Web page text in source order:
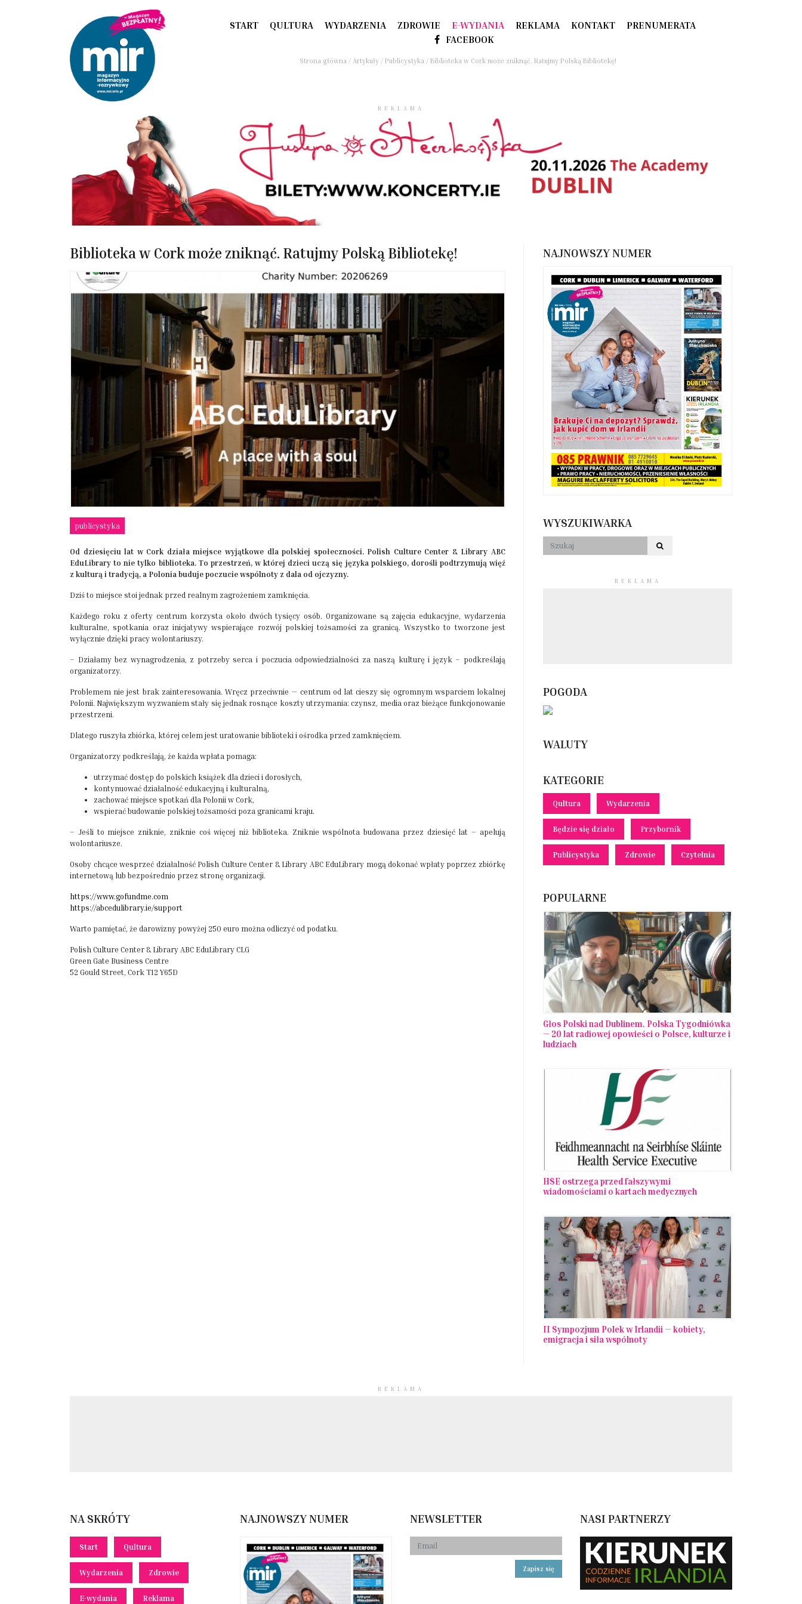
START QULTURA WYDARZENIA ZDROWIE E-WYDANIA REKLAMA KONTAKT
PRENUMERATA
FACEBOOK
Strona główna / Artykuły/ Publicystyka / Biblioteka w Cork może zniknąć. Ratujmy Polską Bibliotekę!
REKLAMA
Biblioteka w Cork może zniknąć. Ratujmy Polską Bibliotekę!
publicystyka
Od dziesięciu lat w Cork działa miejsce wyjątkowe dla polskiej społeczności. Polish Culture Center & Library ABC
EduLibrary to nie tylko biblioteka. To przestrzeń, w której dzieci uczą się języka polskiego, dorośli podtrzymują więź
z kulturą i tradycją, a Polonia buduje poczucie wspólnoty z dala od ojczyzny.
Dziś to miejsce stoi jednak przed realnym zagrożeniem zamknięcia.
Każdego roku z oferty centrum korzysta około dwóch tysięcy osób. Organizowane są zajęcia edukacyjne, wydarzenia
kulturalne, spotkania oraz inicjatywy wspierające rozwój polskiej tożsamości za granicą. Wszystko to tworzone jest
wyłącznie dzięki pracy wolontariuszy.
– Działamy bez wynagrodzenia, z potrzeby serca i poczucia odpowiedzialności za naszą kulturę i język – podkreślają
organizatorzy.
Problemem nie jest brak zainteresowania. Wręcz przeciwnie — centrum od lat cieszy się ogromnym wsparciem lokalnej
Polonii. Największym wyzwaniem stały się jednak rosnące koszty utrzymania: czynsz, media oraz bieżące funkcjonowanie
przestrzeni.
Dlatego ruszyła zbiórka, której celem jest uratowanie biblioteki i ośrodka przed zamknięciem.
Organizatorzy podkreślają, że każda wpłata pomaga:
utrzymać dostęp do polskich książek dla dzieci i dorosłych,
kontynuować działalność edukacyjną i kulturalną,
zachować miejsce spotkań dla Polonii w Cork,
wspierać budowanie polskiej tożsamości poza granicami kraju.
– Jeśli to miejsce zniknie, zniknie coś więcej niż biblioteka. Zniknie wspólnota budowana przez dziesięć lat – apelują
wolontariusze.
Osoby chcące wesprzeć działalność Polish Culture Center & Library ABC EduLibrary mogą dokonać wpłaty poprzez zbiórkę
internetową lub bezpośrednio przez stronę organizacji.
https://www.gofundme.com
https://abcedulibrary.ie/support
Warto pamiętać, że darowizny powyżej 250 euro można odliczyć od podatku.
Polish Culture Center & Library ABC EduLibrary CLG
Green Gate Business Centre
52 Gould Street, Cork T12 Y65D
NAJNOWSZY NUMER
WYSZUKIWARKA
REKLAMA
POGODA
WALUTY
KATEGORIE
Qultura Wydarzenia
Będzie się działo Przybornik
Publicystyka Zdrowie Czytelnia
POPULARNE
Głos Polski nad Dublinem. Polska Tygodniówka
— 20 lat radiowej opowieści o Polsce, kulturze i
ludziach
HSE ostrzega przed fałszywymi
wiadomościami o kartach medycznych
II Sympozjum Polek w Irlandii — kobiety,
emigracja i siła wspólnoty
REKLAMA
NA SKRÓTY
Start Qultura
Wydarzenia Zdrowie
E-wydania Reklama
NAJNOWSZY NUMER NEWSLETTER
Zapisz się
NASI PARTNERZY